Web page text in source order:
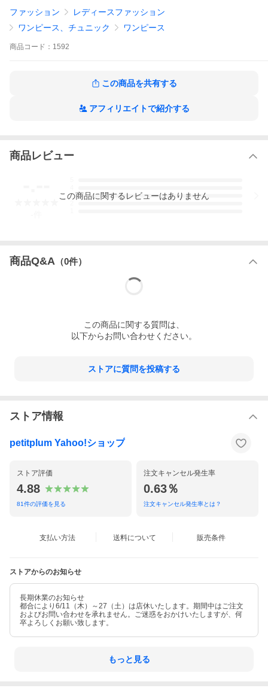
・厚み やや薄手
☆サイズ M〜L
着丈123.5cm 肩幅39.5cm 身幅52cm 裾幅157.5cm 袖丈2
3.8cm
リゾート マタニティ M L 無地 黒 緑 グリーン 20代 30代 40代 50
代 60代 70代
ファッション
レディースファッション
ワンピース、チュニック
ワンピース
商品 コード： 1592
この商品を共有する
アフィリエイトで紹介する
商品レビュー
3
この商品に関するレビューはありません
商品Q&A （0件）
この商品に関する質問は、
以下からお問い合わせください。
ストアに質問を投稿する
ストア情報
petitplum Yahoo!ショップ
ストア評価
4.88
81件の評価を見る
注文キャンセル発生率
0.63％
注文キャンセル発生率とは？
支払い方法 送料について 販売条件
ストアからのお知らせ
長期休業のお知らせ
都合により6/11（木）～27（土）は店休いたします。期間中はご注文
およびお問い合わせを承れません。ご迷惑をおかけいたしますが、何
卒よろしくお願い致します。
もっと見る